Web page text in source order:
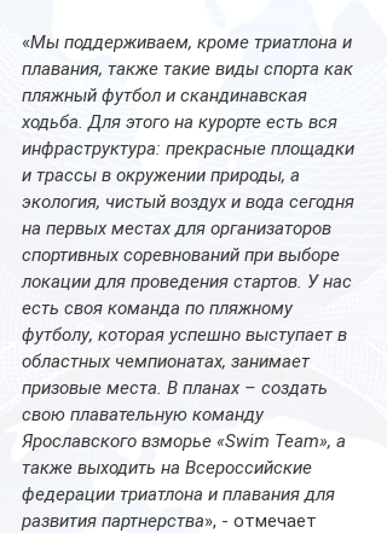
«Мы поддерживаем, кроме триатлона и
плавания, также такие виды спорта как
пляжный футбол и скандинавская
ходьба. Для этого на курорте есть вся
инфраструктура: прекрасные площадки
и трассы в окружении природы, а
экология, чистый воздух и вода сегодня
на первых местах для организаторов
спортивных соревнований при выборе
локации для проведения стартов. У нас
есть своя команда по пляжному
футболу, которая успешно выступает в
областных чемпионатах, занимает
призовые места. В планах – создать
свою плавательную команду
Ярославского взморье «Swim Team», а
также выходить на Всероссийские
федерации триатлона и плавания для
развития партнерства», - отмечает